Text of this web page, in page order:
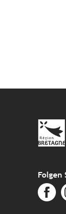
Folgen